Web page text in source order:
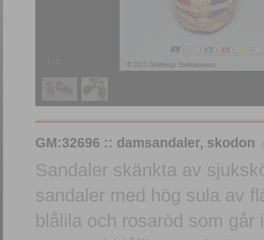
GM:32696 :: damsandaler, skodon
Sandaler skänkta av
sandaler med hög sula av
blålila och rosaröd som